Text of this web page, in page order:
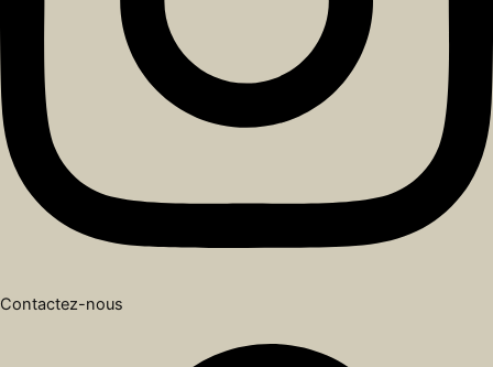
Contactez-nous